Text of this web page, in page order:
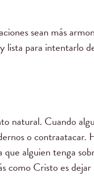
sean más
lista para intentarlo
natural. Cuando
o contraatacar.
que alguien tenga
como Cristo es dejar